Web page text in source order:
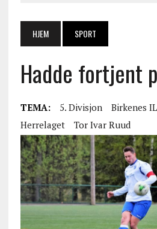
HJEM SPORT
Hadde fortjent
TEMA: 5. Divisjon Birkenes IL
Herrelaget
Tor Ivar Ruud